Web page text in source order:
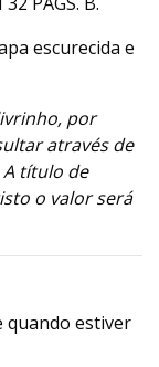
escurecida e
por
através de
A título de
o valor será
quando estiver